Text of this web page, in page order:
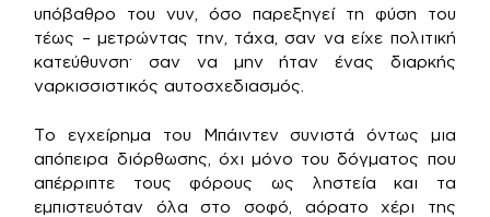
υπόβαθρο του νυν, όσο παρεξηγεί τη φύση του
τέως – μετρώντας την, τάχα, σαν να είχε πολιτική
κατεύθυνση· σαν να μην ήταν ένας διαρκής
ναρκισσιστικός αυτοσχεδιασμός.
Το εγχείρημα του Μπάιντεν συνιστά όντως μια
απόπειρα διόρθωσης, όχι μόνο του δόγματος που
απέρριπτε τους φόρους ως ληστεία και τα
εμπιστευόταν όλα στο σοφό, αόρατο χέρι της